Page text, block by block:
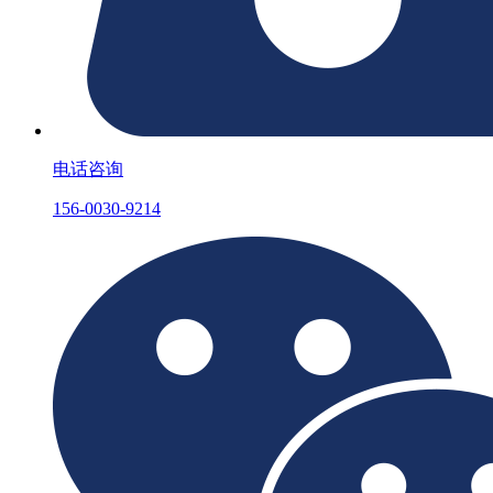
电话咨询
156-0030-9214